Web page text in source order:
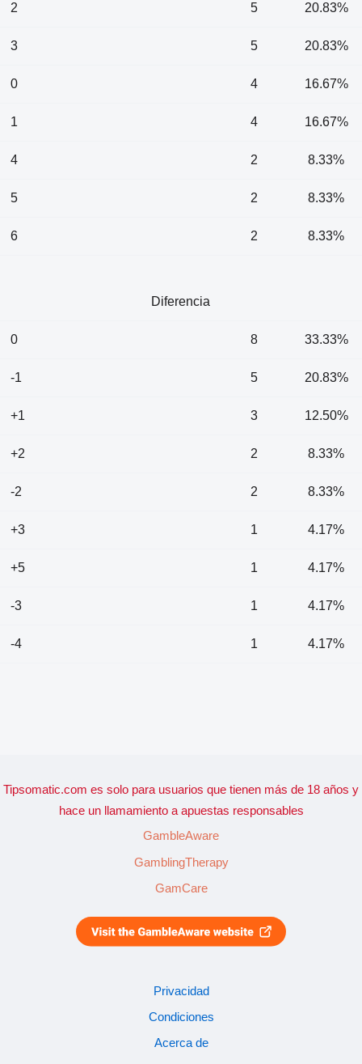
2 5 20.83%
3 5 20.83%
0 4 16.67%
1 4 16.67%
4 2 8.33%
5 2 8.33%
6 2 8.33%
Diferencia
0 8 33.33%
-1 5 20.83%
+1 3 12.50%
+2 2 8.33%
-2 2 8.33%
+3 1 4.17%
+5 1 4.17%
-3 1 4.17%
-4 1 4.17%
Tipsomatic.com es solo para usuarios que tienen más de 18 años y
hace un llamamiento a apuestas responsables
GambleAware
GamblingTherapy
GamCare
Privacidad
Condiciones
Acerca de